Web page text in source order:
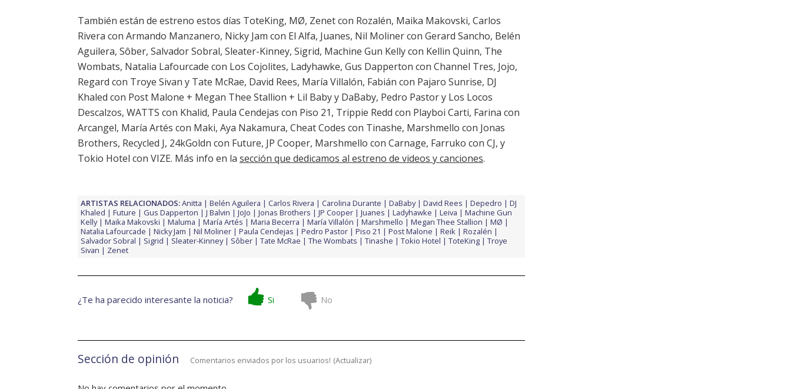
También están de estreno estos días ToteKing, MØ, Zenet con Rozalén, Maika Makovski, Carlos
Rivera con Armando Manzanero, Nicky Jam con El Alfa, Juanes, Nil Moliner con Gerard Sancho, Belén
Aguilera, Sôber, Salvador Sobral, Sleater-Kinney, Sigrid, Machine Gun Kelly con Kellin Quinn, The
Wombats, Natalia Lafourcade con Los Cojolites, Ladyhawke, Gus Dapperton con Channel Tres, Jojo,
Regard con Troye Sivan y Tate McRae, David Rees, María Villalón, Fabián con Pajaro Sunrise, DJ
Khaled con Post Malone + Megan Thee Stallion + Lil Baby y DaBaby, Pedro Pastor y Los Locos
Descalzos, WATTS con Khalid, Paula Cendejas con Piso 21, Trippie Redd con Playboi Carti, Farina con
Arcangel, María Artés con Maki, Aya Nakamura, Cheat Codes con Tinashe, Marshmello con Jonas
Brothers, Recycled J, 24kGoldn con Future, JP Cooper, Marshmello con Carnage, Farruko con CJ, y
Tokio Hotel con VIZE. Más info en la sección que dedicamos al estreno de videos y canciones.
ARTISTAS RELACIONADOS:Anitta Belén Aguilera Carlos Rivera Carolina Durante DaBaby David Rees Depedro
DJ
Khaled
Future Gus Dapperton J Balvin JoJo Jonas Brothers JP Cooper Juanes Ladyhawke Leiva
Machine Gun
Kelly
Maika Makovski Maluma María Artés Maria Becerra María Villalón Marshmello Megan Thee Stallion
MØ
Natalia Lafourcade
Nicky Jam Nil Moliner Paula Cendejas Pedro Pastor Piso 21 Post Malone Reik
Rozalén
Salvador Sobral
Sigrid Sleater-Kinney Sôber Tate McRae The Wombats Tinashe Tokio Hotel ToteKing
Troye
Sivan
Zenet
¿Te ha parecido interesante la noticia? Si No
Sección de opinión Comentarios enviados por los usuarios! (Actualizar)